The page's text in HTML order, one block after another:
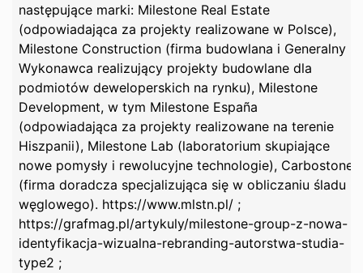
następujące marki: Milestone Real Estate
(odpowiadająca za projekty realizowane w Polsce),
Milestone Construction (firma budowlana i Generalny
Wykonawca realizujący projekty budowlane dla
podmiotów deweloperskich na rynku), Milestone
Development, w tym Milestone España
(odpowiadająca za projekty realizowane na terenie
Hiszpanii), Milestone Lab (laboratorium skupiające
nowe pomysły i rewolucyjne technologie), Carbostone
(firma doradcza specjalizująca się w obliczaniu śladu
węglowego). https://www.mlstn.pl/ ;
https://grafmag.pl/artykuly/milestone-group-z-nowa-
identyfikacja-wizualna-rebranding-autorstwa-studia-
type2 ;